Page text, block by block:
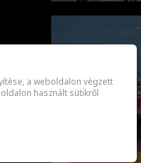
a weboldalon végzett
használt sütikről